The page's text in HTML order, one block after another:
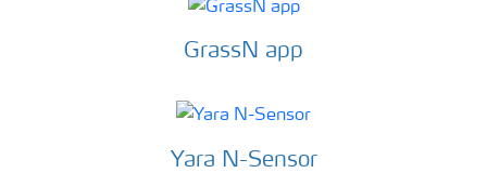
GrassN app
Yara N-Sensor